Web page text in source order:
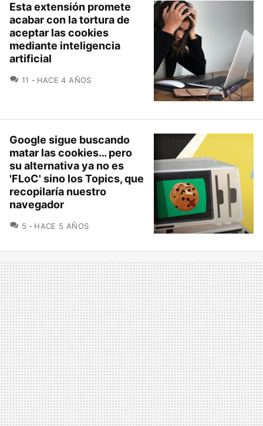
Esta extensión promete
acabar con la tortura de
aceptar las cookies
mediante inteligencia
artificial
11 COMENTARIOS
HACE 4 AÑOS
Google sigue buscando
matar las cookies… pero
su alternativa ya no es
'FLoC' sino los Topics, que
recopilaría nuestro
navegador
5 COMENTARIOS
HACE 5 AÑOS